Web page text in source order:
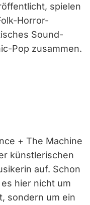
spielen
Horror-
Sound-
Pop zusammen.
+ The Machine
künstlerischen
auf. Schon
hier nicht um
sondern um ein